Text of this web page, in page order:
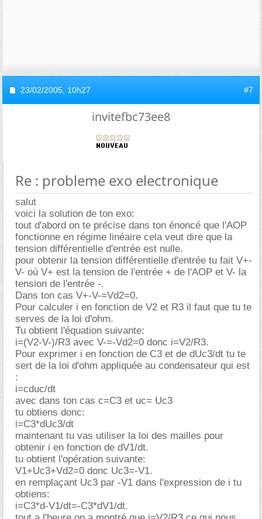
23/02/2005, 10h27 #7
invitefbc73ee8
Re : probleme exo electronique
salut
voici la solution de ton exo:
tout d'abord on te précise dans ton énoncé que l'AOP
fonctionne en régime linéaire cela veut dire que la
tension différentielle d'entrée est nulle.
pour obtenir la tension différentielle d'entrée tu fait V+-
V- où V+ est la tension de l'entrée + de l'AOP et V- la
tension de l'entrée -.
Dans ton cas V+-V-=Vd2=0.
Pour calculer i en fonction de V2 et R3 il faut que tu te
serves de la loi d'ohm.
Tu obtient l'équation suivante:
i=(V2-V-)/R3 avec V-=-Vd2=0 donc i=V2/R3.
Pour exprimer i en fonction de C3 et de dUc3/dt tu te
sert de la loi d'ohm appliquée au condensateur qui est
:
i=cduc/dt
avec dans ton cas c=C3 et uc= Uc3
tu obtiens donc:
i=C3*dUc3/dt
maintenant tu vas utiliser la loi des mailles pour
obtenir i en fonction de dV1/dt.
tu obtient l'opération suivante:
V1+Uc3+Vd2=0 donc Uc3=-V1.
en remplaçant Uc3 par -V1 dans l'expression de i tu
obtiens:
i=C3*d-V1/dt=-C3*dV1/dt.